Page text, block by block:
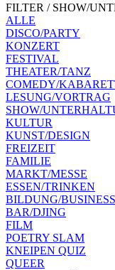
FILTER / SHOW/
ALLE
DISCO/PARTY
KONZERT
FESTIVAL
THEATER/TANZ
COMEDY/
LESUNG/VORTRAG
SHOW/
KULTUR
KUNST/DESIGN
FREIZEIT
FAMILIE
MARKT/MESSE
ESSEN/TRINKEN
BILDUNG/BUSINESS
BAR/DJING
FILM
POETRY SLAM
KNEIPEN QUIZ
QUEER